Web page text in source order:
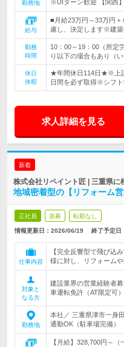
勤務地
※UIターン歓迎 【関西
給与
■月給23万円～33万円
慮し、決定します※建
勤務
時間
10：00～19：00（所定
り以下の場合もあり（
休日
休暇
★年間休日114日★※上
日間を必ず取得※シフト
求人詳細を見る
新着
株式会社リペイント匠 | 三重県
地域密着型の【リフォーム
正社員 急募 転勤なし
情報更新日：2026/06/19 終了予定日
仕事内容
【完全反響型で飛び込
様に対し、リフォーム
対象と
なる方
建設業界の営業経験者
車運転免許（AT限定可
勤務地
本社／ 三重県津市一身
通勤OK（駐車場完備）
【月給】328,700円～